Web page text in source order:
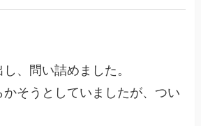
、問い詰めました。
そうとしていましたが、つい